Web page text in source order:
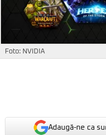
Foto: NVIDIA
Adaugă-ne ca